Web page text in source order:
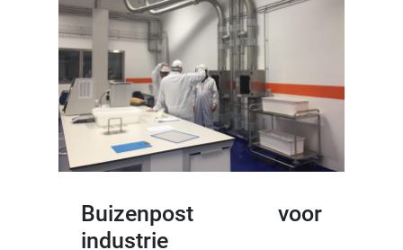
Buizenpost voor
industrie